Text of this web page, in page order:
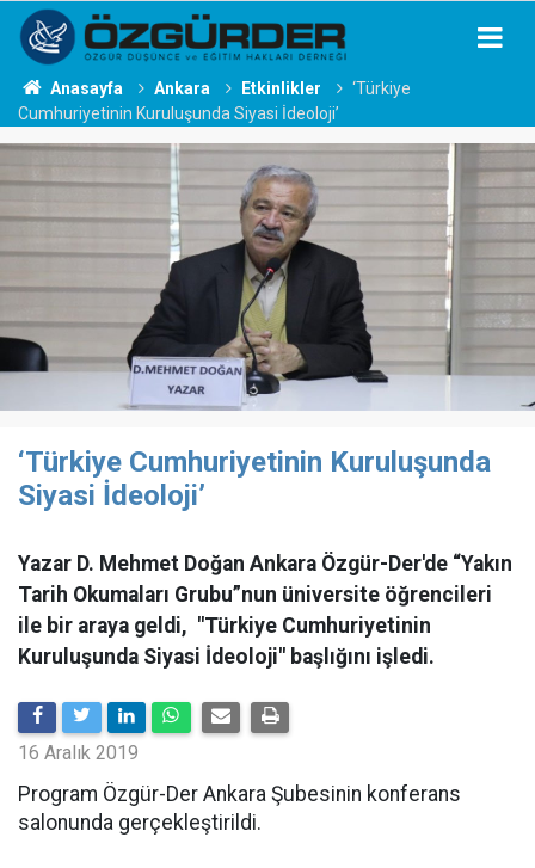
Anasayfa Ankara Etkinlikler
‘Türkiye
Cumhuriyetinin Kuruluşunda Siyasi İdeoloji’
‘Türkiye Cumhuriyetinin Kuruluşunda
Siyasi İdeoloji’
Yazar D. Mehmet Doğan Ankara Özgür-Der'de “Yakın
Tarih Okumaları Grubu”nun üniversite öğrencileri
ile bir araya geldi, "Türkiye Cumhuriyetinin
Kuruluşunda Siyasi İdeoloji" başlığını işledi.
16 Aralık 2019
Program Özgür-Der Ankara Şubesinin konferans
salonunda gerçekleştirildi.